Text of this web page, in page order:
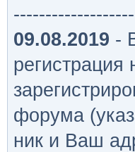
09.08.2019 -
форума
ник и Ваш